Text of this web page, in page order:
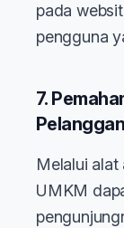
pada
pengguna
7.
Pelanggan
Melalui alat
UMKM